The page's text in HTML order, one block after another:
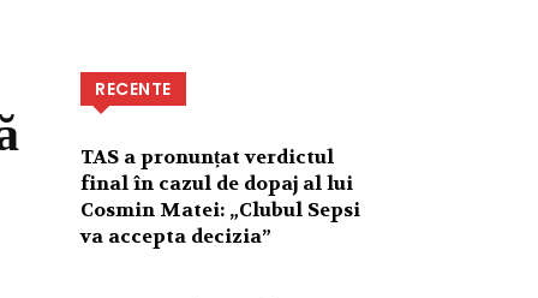
RECENTE
TAS a pronunțat verdictul
final în cazul de dopaj al lui
Cosmin Matei: „Clubul Sepsi
va accepta decizia”